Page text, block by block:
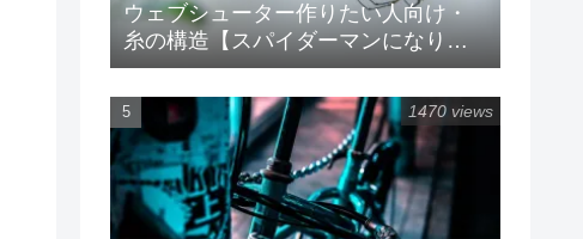
ウェブシューター作りたい人向け・
糸の構造【スパイダーマンになりた
い】
1470 views